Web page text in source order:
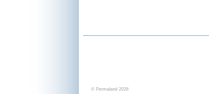
© Permaland 2026